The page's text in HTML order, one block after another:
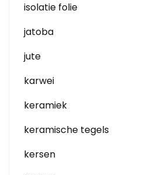
isolatie folie
jatoba
jute
karwei
keramiek
keramische tegels
kersen